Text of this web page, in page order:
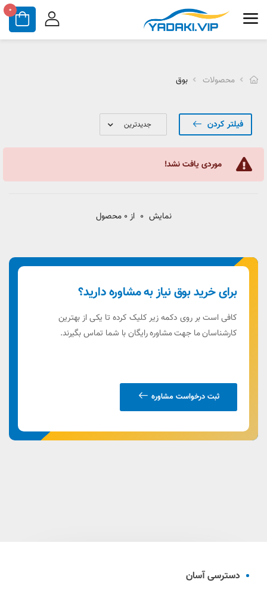
0
محصولات بوق
فیلتر کردن
موردی یافت نشد!
نمایش 0 از 0 محصول
برای خرید بوق نیاز به مشاوره دارید؟
کافی است بر روی دکمه زیر کلیک کرده تا یکی از بهترین
کارشناسان ما جهت مشاوره رایگان با شما تماس بگیرند.
ثبت درخواست مشاوره
دسترسی آسان